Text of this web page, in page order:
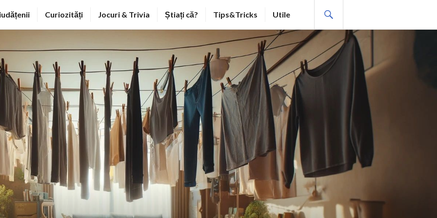
Curiozități Jocuri & Trivia Știați că? Tips&Tricks Utile